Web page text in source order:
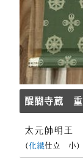
醍醐寺蔵
太元帥明王
(化繊仕立 小)